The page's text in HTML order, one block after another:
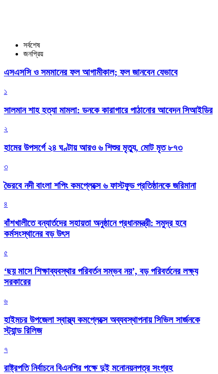
সর্বশেষ
জনপ্রিয়
এসএসসি ও সমমানের ফল আগামীকাল; ফল জানবেন যেভাবে
১
সালমান শাহ হত্যা মামলা: ডনকে কারাগারে পাঠানোর আবেদন সিআইডির
২
হামের উপসর্গে ২৪ ঘণ্টায় আরও ৬ শিশুর মৃত্যু, মোট মৃত ৮৭৩
৩
ভৈরবে নদী বাংলা শপিং কমপ্লেক্সে ৬ ফাস্টফুড প্রতিষ্ঠানকে জরিমানা
৪
বাঁশখালীতে বন্যার্তদের সহায়তা অনুষ্ঠানে প্রধানমন্ত্রী: সমুদ্র হবে
কর্মসংস্থানের বড় উৎস
৫
‘ছয় মাসে শিক্ষাব্যবস্থার পরিবর্তন সম্ভব নয়’, বড় পরিবর্তনের লক্ষ্য
সরকারের
৬
হাইমচর উপজেলা স্বাস্থ্য কমপ্লেক্সে অব্যবস্থাপনায় সিভিল সার্জনকে
স্ট্যান্ড রিলিজ
৭
রাষ্ট্রপতি নির্বাচনে বিএনপির পক্ষে দুই মনোনয়নপত্র সংগ্রহ